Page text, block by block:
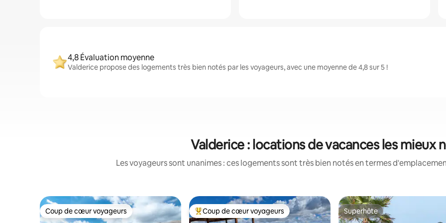
4,8 Évaluation moyenne
Valderice propose des logements très bien notés par les voyageurs, avec une moyenne de 4,8 sur 5 !
Valderice : locations de vacances les mieux
Les voyageurs sont unanimes : ces logements sont très bien notés en termes
Coup de cœur voyageurs
Coup de cœur voyageurs Coups de cœur voyageurs les plus appréciés
Coup de cœur voyageurs Superhôte
Superhôte